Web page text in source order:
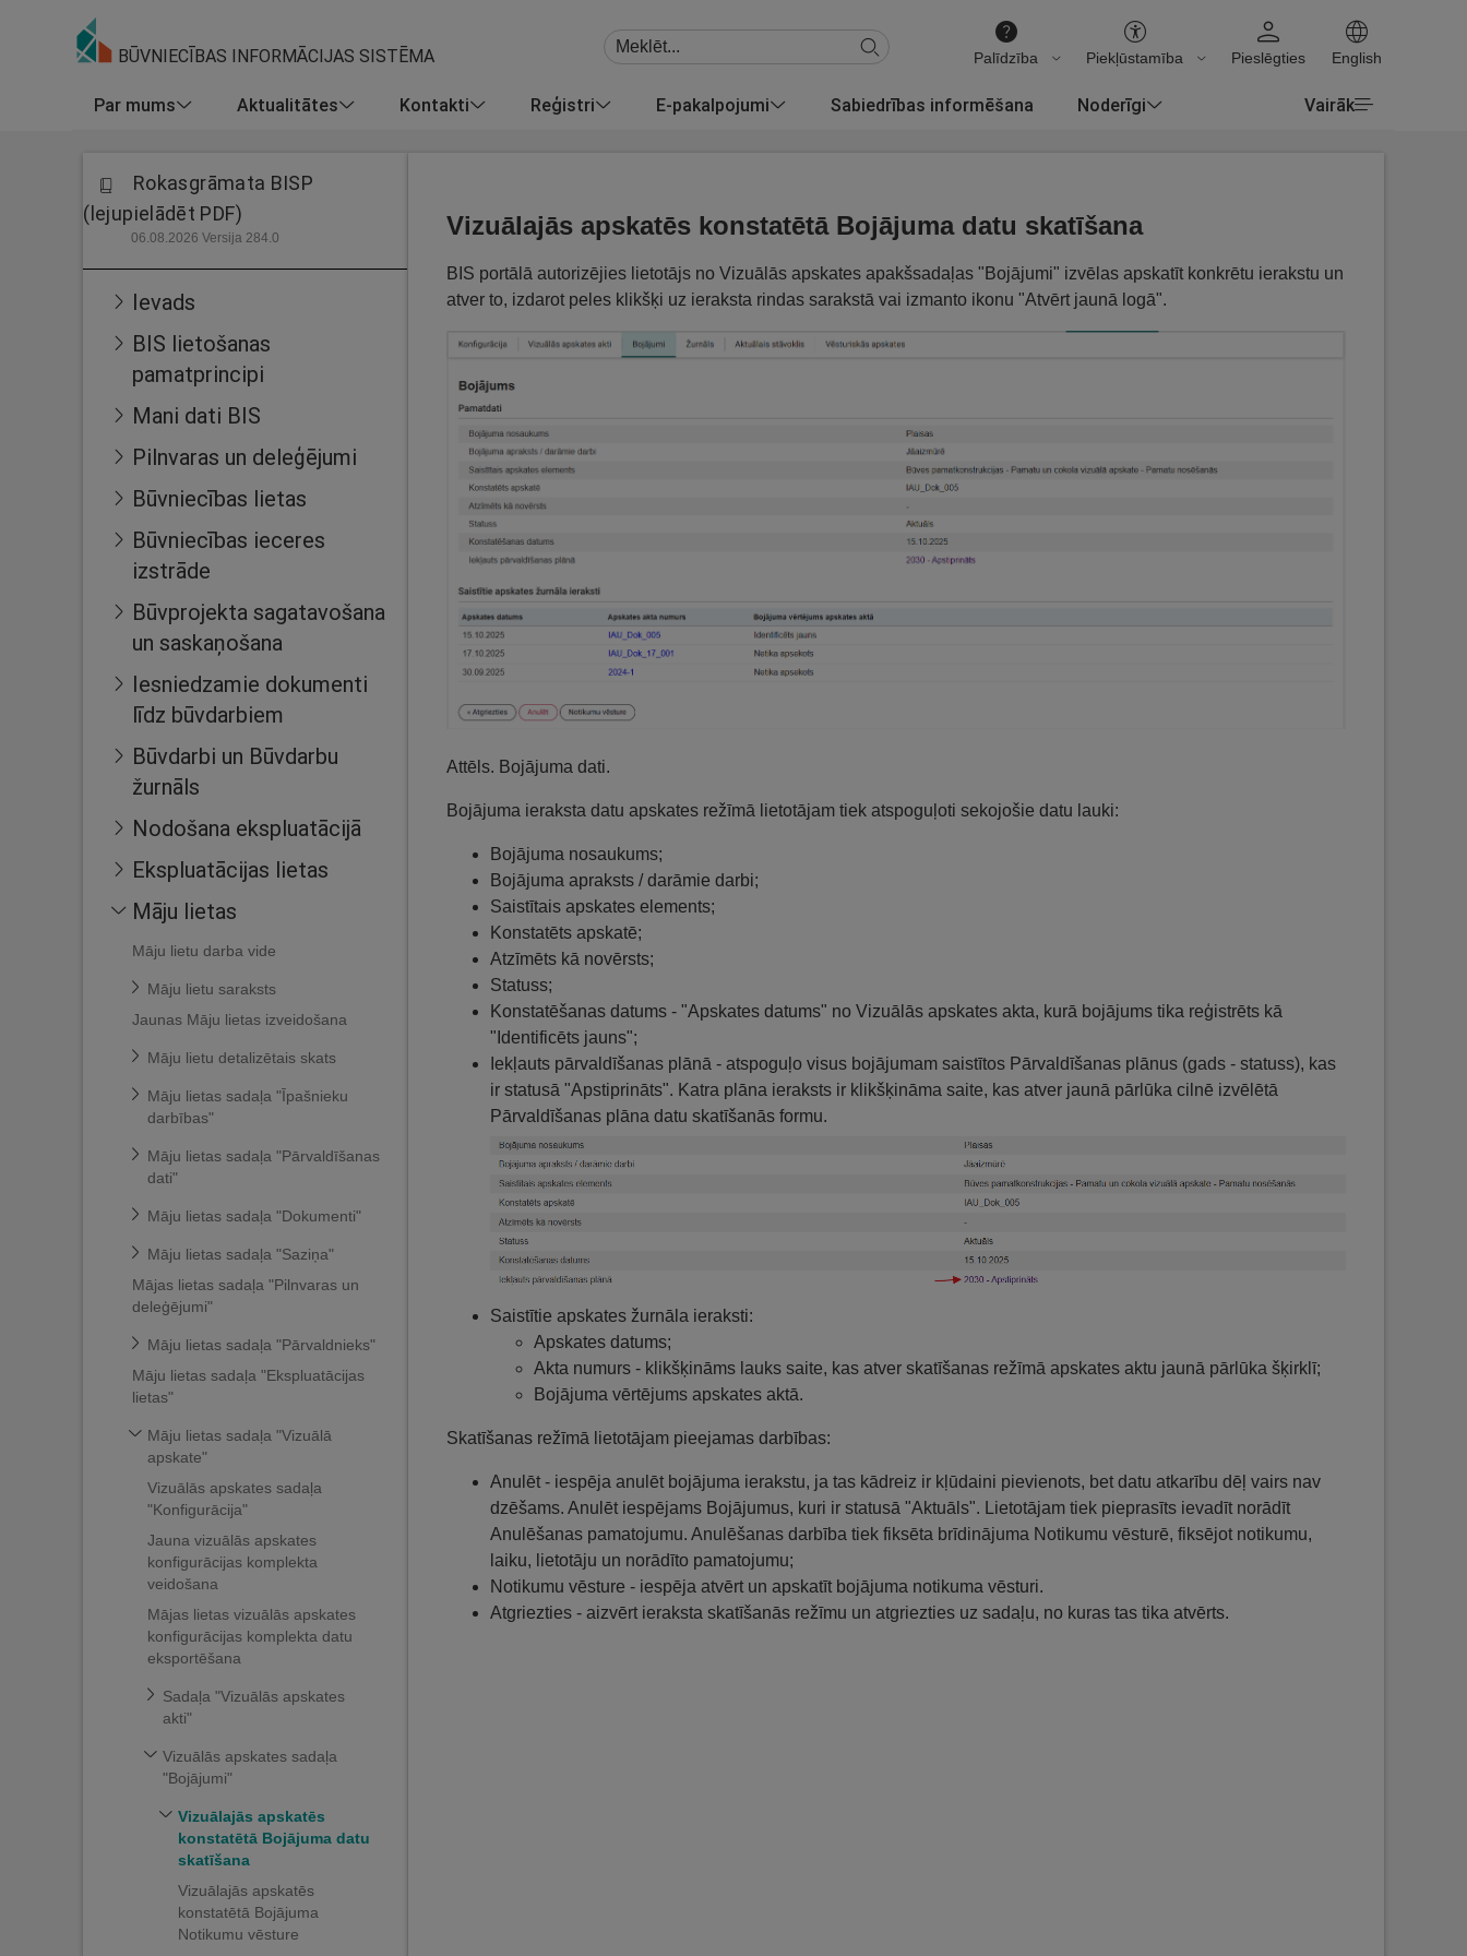
BŪVNIECĪBAS INFORMĀCIJAS SISTĒMA Palīdzība Piekļūstamība Pieslēgties English
Par mums Aktualitātes Kontakti Reģistri E-pakalpojumi Sabiedrības informēšana Noderīgi Vairāk
Rokasgrāmata BISP
(lejupielādēt PDF)
06.08.2026 Versija 284.0
Ievads
BIS lietošanas
pamatprincipi
Mani dati BIS
Pilnvaras un deleģējumi
Būvniecības lietas
Būvniecības ieceres
izstrāde
Būvprojekta sagatavošana
un saskaņošana
Iesniedzamie dokumenti
līdz būvdarbiem
Būvdarbi un Būvdarbu
žurnāls
Nodošana ekspluatācijā
Ekspluatācijas lietas
Māju lietas
Māju lietu darba vide
Māju lietu saraksts
Jaunas Māju lietas izveidošana
Māju lietu detalizētais skats
Māju lietas sadaļa "Īpašnieku
darbības"
Māju lietas sadaļa "Pārvaldīšanas
dati"
Māju lietas sadaļa "Dokumenti"
Māju lietas sadaļa "Saziņa"
Mājas lietas sadaļa "Pilnvaras un
deleģējumi"
Māju lietas sadaļa "Pārvaldnieks"
Māju lietas sadaļa "Ekspluatācijas
lietas"
Māju lietas sadaļa "Vizuālā
apskate"
Vizuālās apskates sadaļa
"Konfigurācija"
Jauna vizuālās apskates
konfigurācijas komplekta
veidošana
Mājas lietas vizuālās apskates
konfigurācijas komplekta datu
eksportēšana
Sadaļa "Vizuālās apskates
akti"
Vizuālās apskates sadaļa
"Bojājumi"
Vizuālajās apskatēs
konstatētā Bojājuma datu
skatīšana
Vizuālajās apskatēs
konstatētā Bojājuma
Notikumu vēsture
Vizuālajās apskatēs konstatētā Bojājuma datu skatīšana
BIS portālā autorizējies lietotājs no Vizuālās apskates apakšsadaļas "Bojājumi" izvēlas apskatīt konkrētu ierakstu un
atver to, izdarot peles klikšķi uz ieraksta rindas sarakstā vai izmanto ikonu "Atvērt jaunā logā".
Attēls. Bojājuma dati.
Bojājuma ieraksta datu apskates režīmā lietotājam tiek atspoguļoti sekojošie datu lauki:
Bojājuma nosaukums;
Bojājuma apraksts / darāmie darbi;
Saistītais apskates elements;
Konstatēts apskatē;
Atzīmēts kā novērsts;
Statuss;
Konstatēšanas datums - "Apskates datums" no Vizuālās apskates akta, kurā bojājums tika reģistrēts kā
"Identificēts jauns";
Iekļauts pārvaldīšanas plānā - atspoguļo visus bojājumam saistītos Pārvaldīšanas plānus (gads - statuss), kas
ir statusā "Apstiprināts". Katra plāna ieraksts ir klikšķināma saite, kas atver jaunā pārlūka cilnē izvēlētā
Pārvaldīšanas plāna datu skatīšanās formu.
Saistītie apskates žurnāla ieraksti:
Apskates datums;
Akta numurs - klikšķināms lauks saite, kas atver skatīšanas režīmā apskates aktu jaunā pārlūka šķirklī;
Bojājuma vērtējums apskates aktā.
Skatīšanas režīmā lietotājam pieejamas darbības:
Anulēt - iespēja anulēt bojājuma ierakstu, ja tas kādreiz ir kļūdaini pievienots, bet datu atkarību dēļ vairs nav
dzēšams. Anulēt iespējams Bojājumus, kuri ir statusā "Aktuāls". Lietotājam tiek pieprasīts ievadīt norādīt
Anulēšanas pamatojumu. Anulēšanas darbība tiek fiksēta brīdinājuma Notikumu vēsturē, fiksējot notikumu,
laiku, lietotāju un norādīto pamatojumu;
Notikumu vēsture - iespēja atvērt un apskatīt bojājuma notikuma vēsturi.
Atgriezties - aizvērt ieraksta skatīšanās režīmu un atgriezties uz sadaļu, no kuras tas tika atvērts.